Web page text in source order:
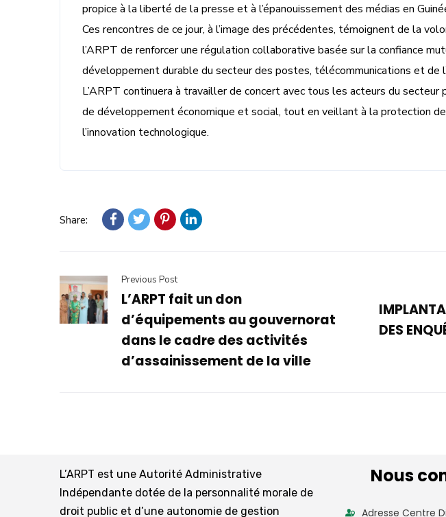
propice à la liberté de la presse et à l’épanouissement des médias en
Ces rencontres de ce jour, à l’image des précédentes, témoignent de la
l’ARPT de renforcer une régulation collaborative basée sur la confiance
développement durable du secteur des postes, télécommunications et de
L’ARPT continuera à travailler de concert avec tous les acteurs du
de développement économique et social, tout en veillant à la protection
l’innovation technologique.
Share:
Previous Post
L’ARPT fait un don
d’équipements au gouvernorat
dans le cadre des activités
d’assainissement de la ville
DES
L’ARPT est une Autorité Administrative
Indépendante dotée de la personnalité morale de
droit public et d’une autonomie de gestion
Nous
Adresse Centre